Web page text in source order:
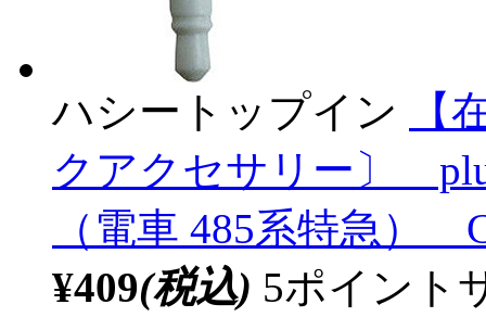
ハシートップイン
【
クアクセサリー〕
（電車 485系特急）
¥409(税込) 5ポイント